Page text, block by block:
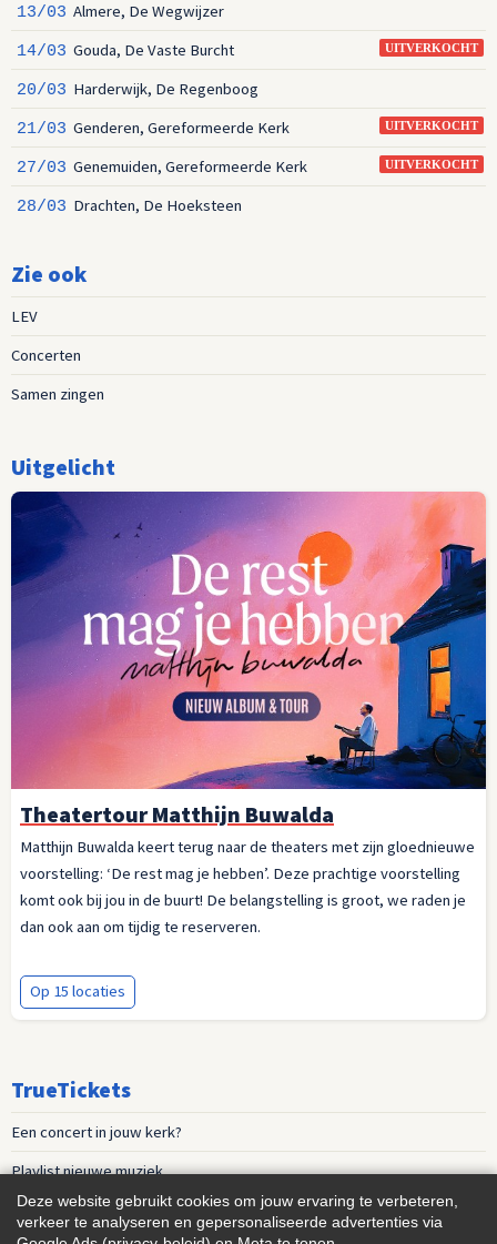
13/03 Almere, De Wegwijzer
UITVERKOCHT
14/03 Gouda, De Vaste Burcht
20/03 Harderwijk, De Regenboog
UITVERKOCHT
21/03 Genderen, Gereformeerde Kerk
UITVERKOCHT
27/03 Genemuiden, Gereformeerde Kerk
28/03 Drachten, De Hoeksteen
Zie ook
LEV
Concerten
Samen zingen
Uitgelicht
Theatertour Matthijn Buwalda
Matthijn Buwalda keert terug naar de theaters met zijn gloednieuwe
voorstelling: ‘De rest mag je hebben’. Deze prachtige voorstelling
komt ook bij jou in de buurt! De belangstelling is groot, we raden je
dan ook aan om tijdig te reserveren.
Op 15 locaties
TrueTickets
Een concert in jouw kerk?
Playlist nieuwe muziek
Events voor vrouwen
Deze website gebruikt cookies om jouw ervaring te verbeteren,
verkeer te analyseren en gepersonaliseerde advertenties via